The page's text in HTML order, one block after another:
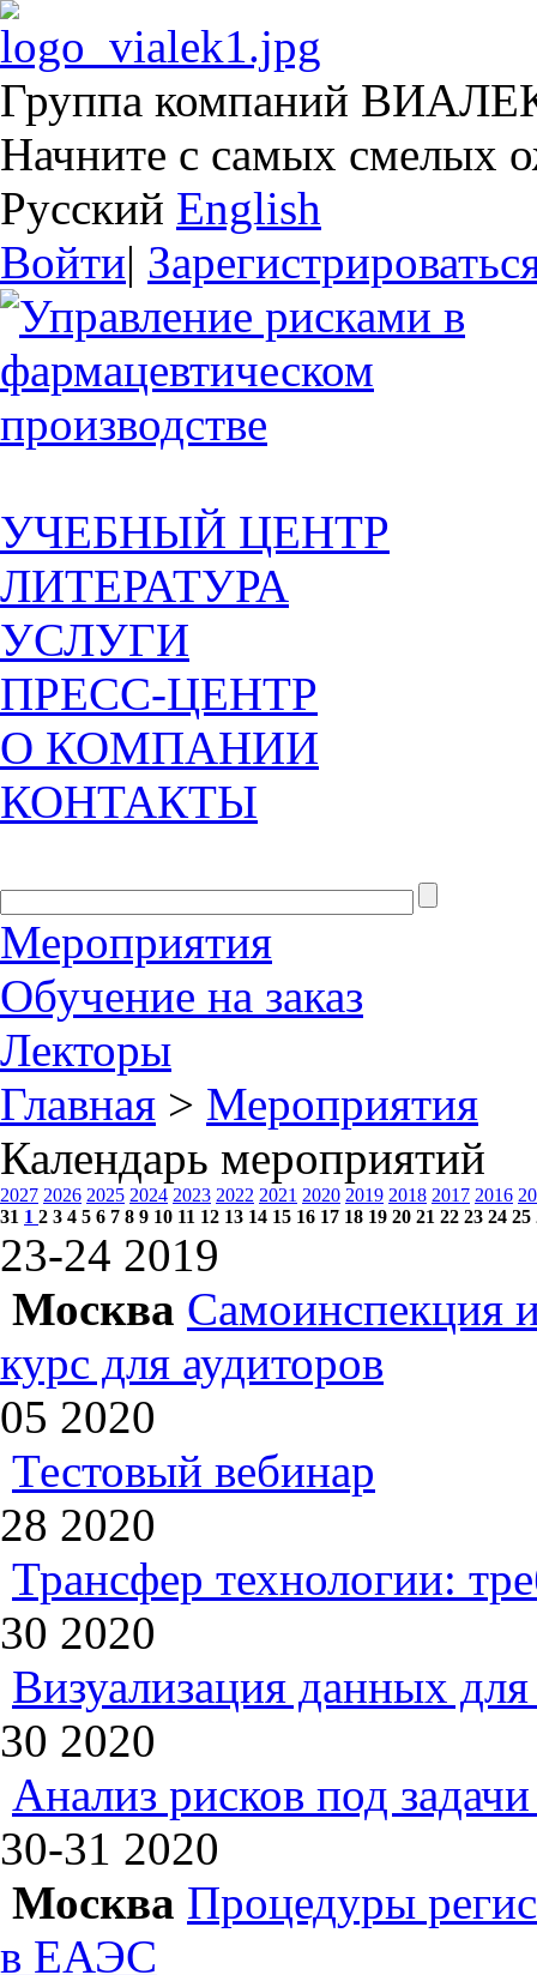
Группа компаний
Начните с самых смелых
Русский English
Войти|
УЧЕБНЫЙ ЦЕНТР
ЛИТЕРАТУРА
УСЛУГИ
ПРЕСС-ЦЕНТР
О КОМПАНИИ
КОНТАКТЫ
Мероприятия
Обучение на заказ
Лекторы
Главная > Мероприятия
Календарь мероприятий
2027 2026 2025 2024 2023 2022 2021 2020 2019 2018 2017 2016
31 1 2 3 4 5 6 7 8 9 10 11 12 13 14 15 16 17 18 19 20 21 22 23 24 25
23-24 2019
Москва Самоинспекция
курс для аудиторов
05 2020
Тестовый вебинар
28 2020
Трансфер технологии:
30 2020
Визуализация данных
30 2020
Анализ рисков под
30-31 2020
Москва Процедуры
в ЕАЭС